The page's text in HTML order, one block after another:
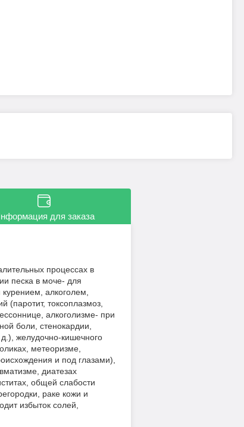
для заказа
процессах в
песка в моче- для
алкоголем,
(паротит, токсоплазмоз,
алкоголизме- при
боли, стенокардии,
желудочно-кишечного
метеоризме,
и под глазами),
диатезах
общей слабости
раке кожи и
избыток солей,